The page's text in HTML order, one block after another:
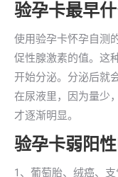
验孕卡最早
使用验孕卡怀孕自测
促性腺激素的值。这
开始分泌。分泌后就
在尿液里，因为量少
才逐渐明显。
验孕卡弱阳
1、葡萄胎、绒癌、